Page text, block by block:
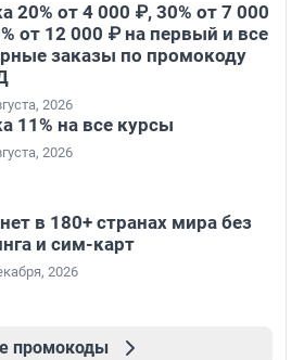
20% от 4 000 ₽, 30% от 7 000
от 12 000 ₽ на первый и все
заказы по промокоду
2026
11% на все курсы
2026
в 180+ странах мира без
и сим-карт
2026
промокоды